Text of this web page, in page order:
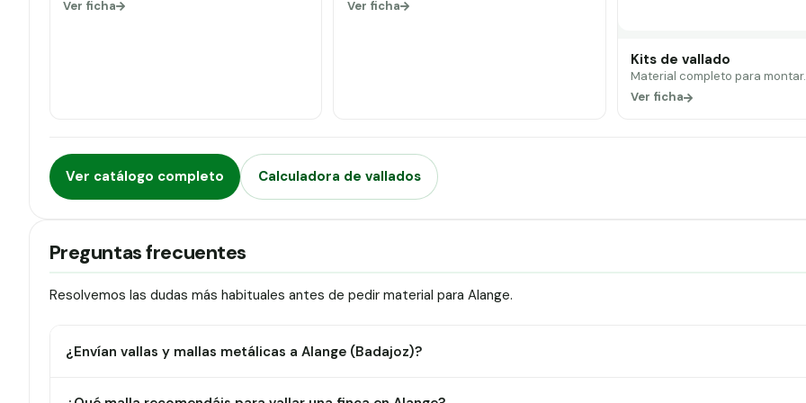
Ver ficha Ver ficha
Kits de vallado
Material completo para montar.
Ver ficha
Ver catálogo completo Calculadora de vallados
Preguntas frecuentes
Resolvemos las dudas más habituales antes de pedir material para Alange.
¿Envían vallas y mallas metálicas a Alange (Badajoz)?